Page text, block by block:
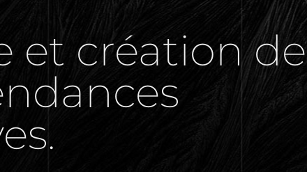
et création de